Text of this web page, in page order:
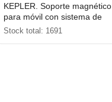
KEPLER. Soporte magnético
para móvil con sistema de
fijación por vacío para
Stock total: 1691